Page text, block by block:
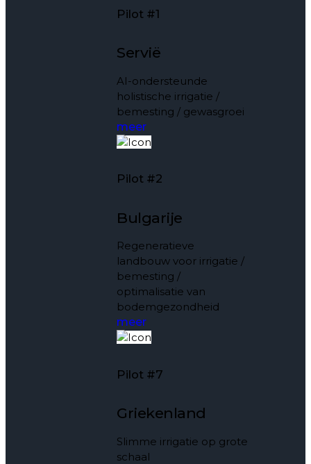
Pilot #1
Servië
AI-ondersteunde
holistische irrigatie /
bemesting / gewasgroei
meer
Pilot #2
Bulgarije
Regeneratieve
landbouw voor irrigatie /
bemesting /
optimalisatie van
bodemgezondheid
meer
Pilot #7
Griekenland
Slimme irrigatie op grote
schaal